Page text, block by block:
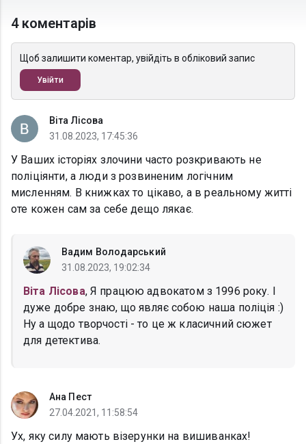
4 коментарів
Щоб залишити коментар, увійдіть в обліковий запис
Увійти
Віта Лісова
31.08.2023, 17:45:36
У Ваших історіях злочини часто розкривають не
поліціянти, а люди з розвиненим логічним
мисленням. В книжках то цікаво, а в реальному житті
оте кожен сам за себе дещо лякає.
Вадим Володарський
31.08.2023, 19:02:34
Віта Лісова, Я працюю адвокатом з 1996 року. І
дуже добре знаю, що являє собою наша поліція :)
Ну а щодо творчості - то це ж класичний сюжет
для детектива.
Ана Пест
27.04.2021, 11:58:54
Ух, яку силу мають візерунки на вишиванках!